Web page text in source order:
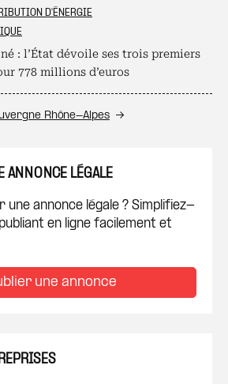
D'ÉNERGIE
: l’État dévoile ses trois premiers
778 millions d’euros
Rhône-Alpes
ANNONCE LÉGALE
une annonce légale ? Simplifiez-
en ligne facilement et
une annonce